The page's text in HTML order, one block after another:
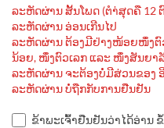
ລະຫັດຜ່ານ ສັ້ນໂພດ (ຕຳ່ສຸດຄື 12
ລະຫັດຜ່ານ ອ່ອນເກີນໄປ
ລະຫັດຜ່ານ ຕ້ອງມີຢ່າງໜ້ອຍໜຶ່ງ
ນ້ອຍ, ໜຶ່ງຕົວເລກ ແລະ ໜຶ່ງສັນຍາ
ລະຫັດຜ່ານ ຈະຕ້ອງບໍ່ມີສ່ວນຂອງ
ລະຫັດຜ່ານ ບໍ່ຖືກກັບການຢືນຢັນ
ຂ້າພະເຈົ້າຢືນຢັນວ່າໄດ້ອ່ານ